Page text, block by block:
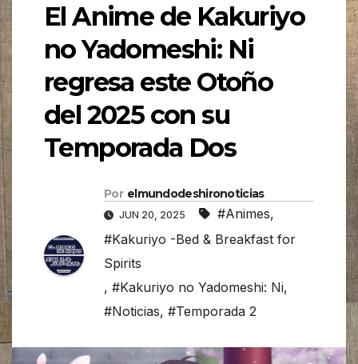
El Anime de Kakuriyo
no Yadomeshi: Ni
regresa este Otoño
del 2025 con su
Temporada Dos
Por elmundodeshironoticias
JUN 20, 2025 #Animes,
#Kakuriyo -Bed & Breakfast for
Spirits
, #Kakuriyo no Yadomeshi: Ni,
#Noticias, #Temporada 2